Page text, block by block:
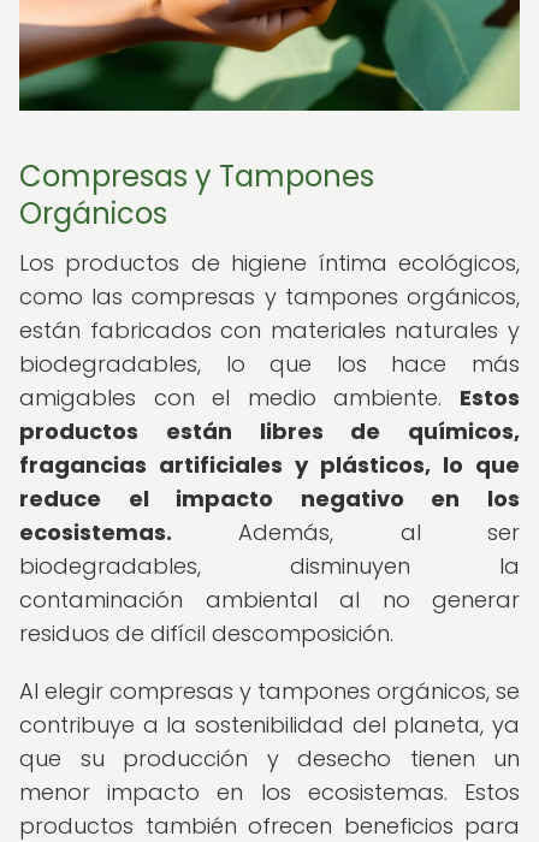
Compresas y Tampones
Orgánicos
Los productos de higiene íntima ecológicos,
como las compresas y tampones orgánicos,
están fabricados con materiales naturales y
biodegradables, lo que los hace más
amigables con el medio ambiente. Estos
productos están libres de químicos,
fragancias artificiales y plásticos, lo que
reduce el impacto negativo en los
ecosistemas. Además, al ser
biodegradables, disminuyen la
contaminación ambiental al no generar
residuos de difícil descomposición.
Al elegir compresas y tampones orgánicos, se
contribuye a la sostenibilidad del planeta, ya
que su producción y desecho tienen un
menor impacto en los ecosistemas. Estos
productos también ofrecen beneficios para